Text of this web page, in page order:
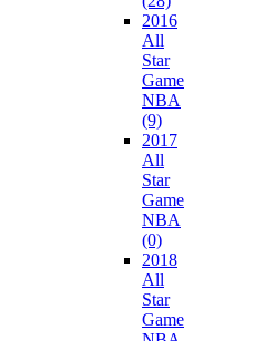
2016
All
Star
Game
NBA
(9)
2017
All
Star
Game
NBA
(0)
2018
All
Star
Game